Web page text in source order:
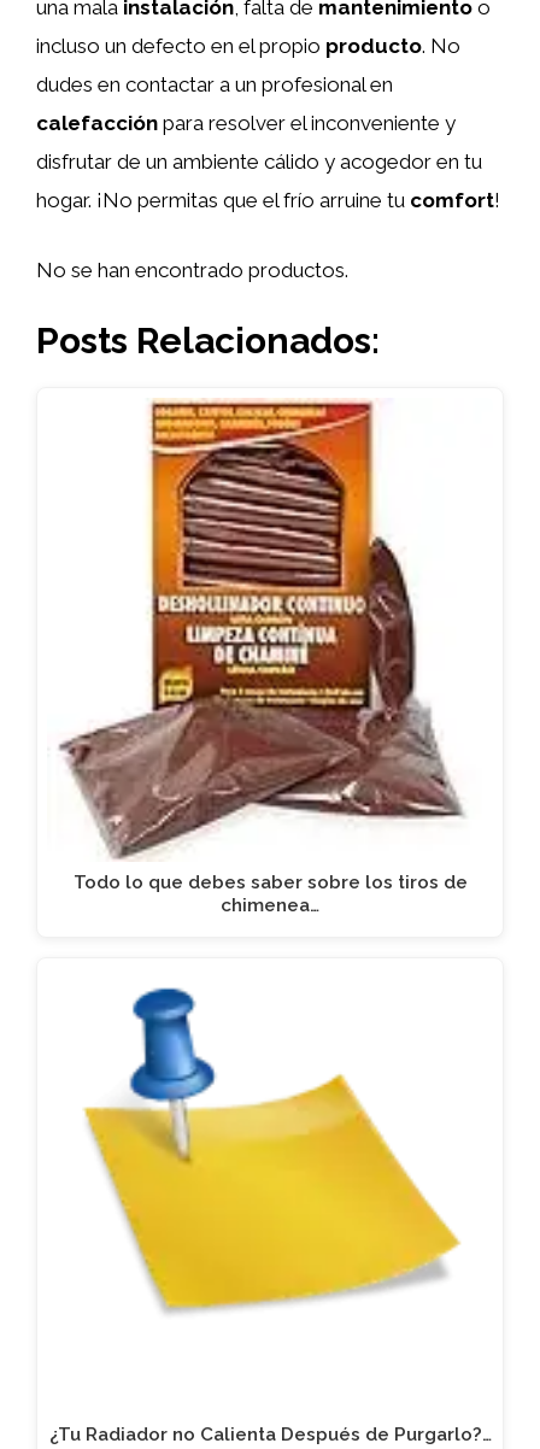
una mala instalación, falta de mantenimiento o
incluso un defecto en el propio producto. No
dudes en contactar a un profesional en
calefacción para resolver el inconveniente y
disfrutar de un ambiente cálido y acogedor en tu
hogar. ¡No permitas que el frío arruine tu comfort!
No se han encontrado productos.
Posts Relacionados:
Todo lo que debes saber sobre los tiros de
chimenea…
¿Tu Radiador no Calienta Después de Purgarlo?…